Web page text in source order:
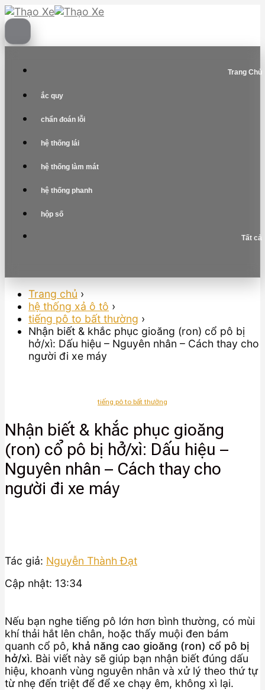
Skip
to
content
Trang Chủ
ắc quy
chẩn đoán lỗi
hệ thống lái
hệ thống làm mát
hệ thống phanh
hộp số
Tất cả
Trang chủ ›
hệ thống xả ô tô ›
tiếng pô to bất thường ›
Nhận biết & khắc phục gioăng (ron) cổ pô bị
hở/xì: Dấu hiệu – Nguyên nhân – Cách thay cho
người đi xe máy
tiếng pô to bất thường
Nhận biết & khắc phục gioăng
(ron) cổ pô bị hở/xì: Dấu hiệu –
Nguyên nhân – Cách thay cho
người đi xe máy
Tác giả: Nguyễn Thành Đạt
Cập nhật: 13:34
Nếu bạn nghe tiếng pô lớn hơn bình thường, có mùi
khí thải hắt lên chân, hoặc thấy muội đen bám
quanh cổ pô, khả năng cao gioăng (ron) cổ pô bị
hở/xì. Bài viết này sẽ giúp bạn nhận biết đúng dấu
hiệu, khoanh vùng nguyên nhân và xử lý theo thứ tự
từ nhẹ đến triệt để để xe chạy êm, không xì lại.